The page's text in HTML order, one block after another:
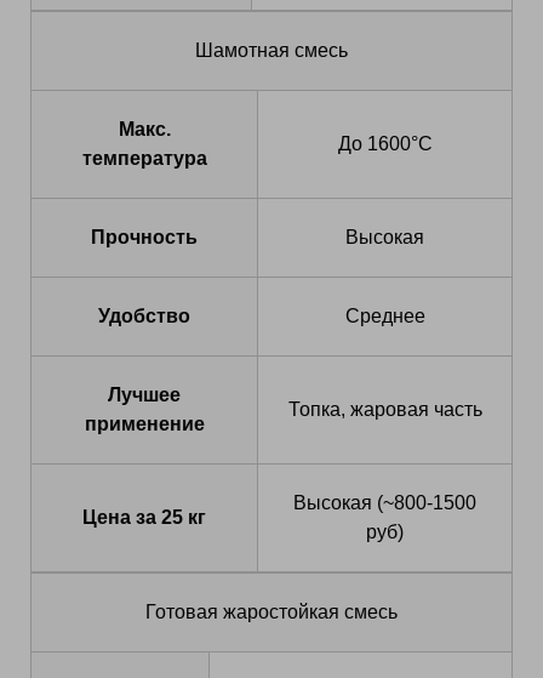
Шамотная смесь
Макс.
температура
До 1600°C
Прочность Высокая
Удобство Среднее
Лучшее
применение
Топка, жаровая часть
Цена за 25 кг
Высокая (~800-1500
руб)
Готовая жаростойкая смесь